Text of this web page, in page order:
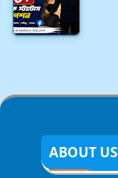
ABOUT US